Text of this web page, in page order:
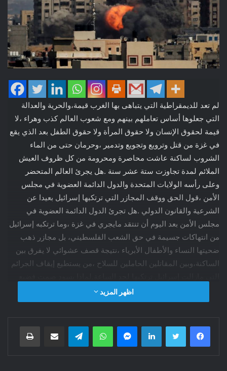
لم تعد للديمقراطية التي يتباهى بها الغرب قيمة،والحرية والعدالة
التي جعلوها أساس تعاملهم بينهم ومع شعوب العالم كذب وهراء ،لا
قيمة لحقوق الإنسان ولا حقوق المرأة ولا حقوق الطفل بعد الذي يقع
في غزة من قتل وترويع وتجويع وتدمير ،وحرمان حتى من الماء
الشروب لساكنة عاشت محاصرة ومحرومة من كل ظروف العيش
الملائم لمدة تجاوزت ستة عشر سنة .هل يجرئ العالم المتحضر
وعلى رأسه الولايات المتحدة والدول الدائمة العضوية في مجلس
الأمن ،قول الحق ووقف المجازر التي ترتكبها إسرائيل بعيدا عن
الشرعية والقانون الدولي .هل تجرئ الدول الدائمة العضوية في
مجلس الأمن بعد اليوم أن تنتقد مايجري في غزة ،وما ترتكبه إسرائيل
من انتهاكات جسيمة في حق الشعب الفلسطيني، بل مجازر ذهب
ضحيتها النساء والأطفال الأبرياء ،نتيجة قصف عشوائي لا يفرق بين
الساكنة،وبين المقاتلين الحاملين للسلاح ،من يستطيع إيقاف الجرائم
عما يجري في غزة ،لا دولة عظمى عبرت بصراحة عن استنكارها
وعلى رأسها الولايات المتحدة التي عارضت استصدار قرار بوقف
امتنعت عن التصويت هي في الحقيقة تسيئ للقيم الديمقراطية التي
تتبناها ،وتفقد مصداقيتها بين الأمم التي تتغنى بقيم الإنصاف والعدالة
اظهر المزيد
فيسبوك تويتر لينكدإن ماسنجر واتساب تيلقرام مشاركة عبر البريد طباعة